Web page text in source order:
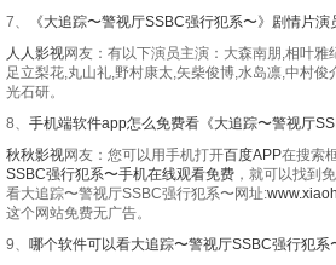
7、
《大追踪〜警视厅SSBC强行犯系〜》剧情片演
人人影视网友：有以下演员主演：大森南朋,相叶雅
足立梨花,丸山礼,野村康太,矢柴俊博,水岛凛,中村
光石研。
8、 手机端软件app怎么免费看《大追踪〜警视厅
秋秋影视网友：您可以用手机打开百度APP在搜索
SSBC强行犯系〜手机在线观看免费 ，就可以找到
看大追踪〜警视厅SSBC强行犯系〜网址:
这个网站免费无广告。
9、 哪个软件可以看大追踪〜警视厅SSBC强行犯系